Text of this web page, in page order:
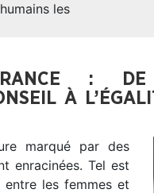
les
: DE
À
marqué par des
enracinées. Tel est
entre les femmes et